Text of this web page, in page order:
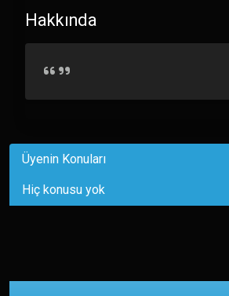
Hakkında
Üyenin Konuları
Hiç konusu yok